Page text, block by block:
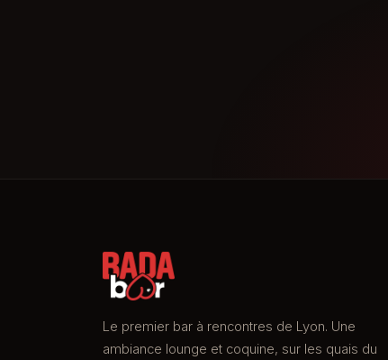
Le premier bar à rencontres de Lyon. Une
ambiance lounge et coquine, sur les quais du